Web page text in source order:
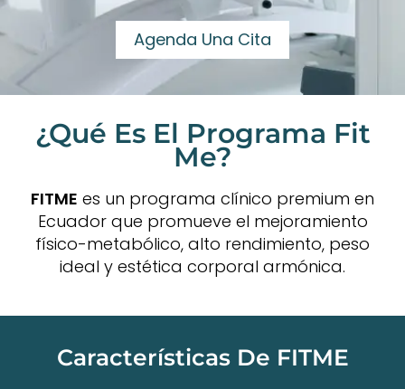
Agenda Una Cita
¿Qué Es El Programa Fit
Me?
FITME es un programa clínico premium en
Ecuador que promueve el mejoramiento
físico-metabólico, alto rendimiento, peso
ideal y estética corporal armónica.
Características De FITME